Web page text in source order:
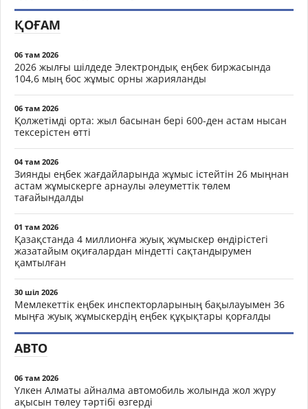
ҚОҒАМ
06 там 2026
2026 жылғы шілдеде Электрондық еңбек биржасында
104,6 мың бос жұмыс орны жарияланды
06 там 2026
Қолжетімді орта: жыл басынан бері 600-ден астам нысан
тексерістен өтті
04 там 2026
Зиянды еңбек жағдайларында жұмыс істейтін 26 мыңнан
астам жұмыскерге арнаулы әлеуметтік төлем
тағайындалды
01 там 2026
Қазақстанда 4 миллионға жуық жұмыскер өндірістегі
жазатайым оқиғалардан міндетті сақтандырумен
қамтылған
30 шіл 2026
Мемлекеттік еңбек инспекторларының бақылауымен 36
мыңға жуық жұмыскердің еңбек құқықтары қорғалды
АВТО
06 там 2026
Үлкен Алматы айналма автомобиль жолында жол жүру
ақысын төлеу тәртібі өзгерді